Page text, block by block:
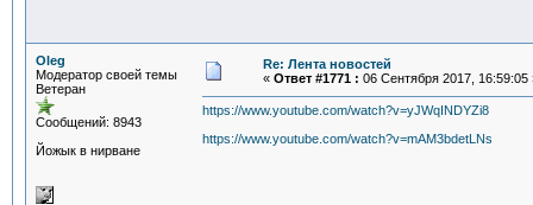
Oleg
Модератор своей темы
Ветеран
Сообщений: 8943
Йожык в нирване
Re: Лента новостей
« Ответ #1771 : 06 Сентября 2017, 16:59:05
https://www.youtube.com/watch?v=yJWqINDYZi8
https://www.youtube.com/watch?v=mAM3bdetLNs